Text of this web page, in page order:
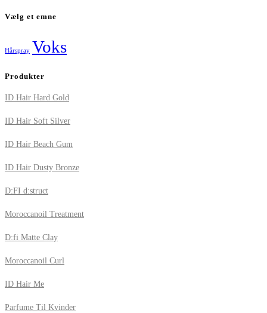
Vælg et emne
Hårspray Voks
Produkter
ID Hair Hard Gold
ID Hair Soft Silver
ID Hair Beach Gum
ID Hair Dusty Bronze
D:FI d:struct
Moroccanoil Treatment
D:fi Matte Clay
Moroccanoil Curl
ID Hair Me
Parfume Til Kvinder